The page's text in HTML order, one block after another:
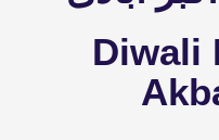
Diwali